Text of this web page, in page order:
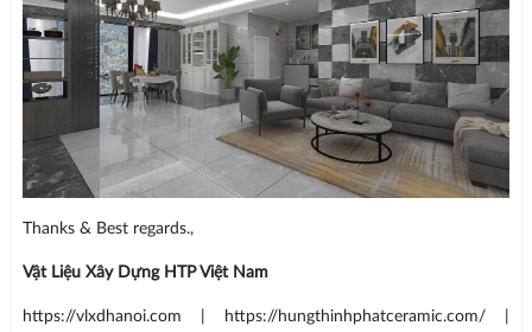
Thanks & Best regards.,
Vật Liệu Xây Dựng HTP Việt Nam
https://vlxdhanoi.com | https://hungthinhphatceramic.com/ |